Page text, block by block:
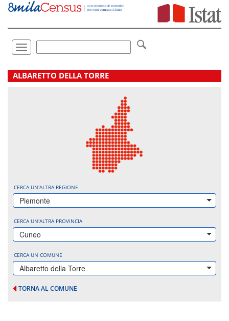
Vai
direttamente
Toggle
navigation
.
ALBARETTO DELLA TORRE
CERCA UN'ALTRA REGIONE
Piemonte
CERCA UN'ALTRA PROVINCIA
Cuneo
CERCA UN COMUNE
Albaretto della Torre
TORNA AL COMUNE